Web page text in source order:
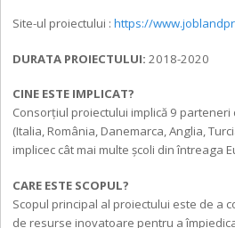
Site-ul proiectului :https://www.
DURATA PROIECTULUI:2018-2020
CINE ESTE IMPLICAT?
Consorțiul proiectului implică 9
(Italia, România, Danemarca, Anglia,
implicec cât mai multe școli din întreaga
CARE ESTE SCOPUL?
Scopul principal al proiectului este de a
de resurse inovatoare pentru a